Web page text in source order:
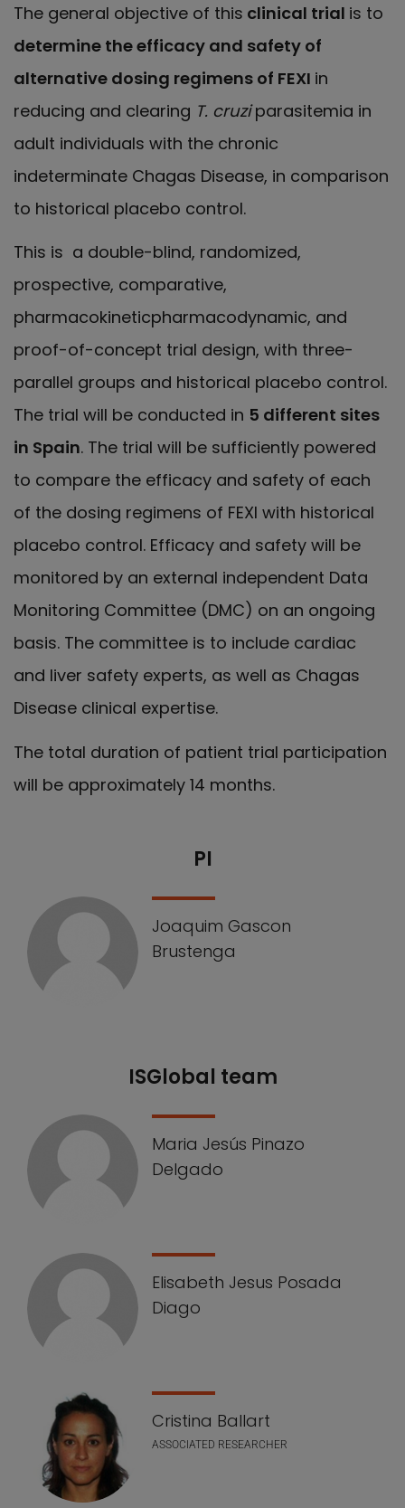
The general objective of this clinical trial is to
determine the efficacy and safety of
alternative dosing regimens of FEXI in
reducing and clearing T. cruziparasitemia in
adult individuals with the chronic
indeterminate Chagas Disease, in comparison
to historical placebo control.
This is a double-blind, randomized,
prospective, comparative,
pharmacokineticpharmacodynamic, and
proof-of-concept trial design, with three-
parallel groups and historical placebo control.
The trial will be conducted in 5 different sites
in Spain. The trial will be sufficiently powered
to compare the efficacy and safety of each
of the dosing regimens of FEXI with historical
placebo control. Efficacy and safety will be
monitored by an external independent Data
Monitoring Committee (DMC) on an ongoing
basis. The committee is to include cardiac
and liver safety experts, as well as Chagas
Disease clinical expertise.
The total duration of patient trial participation
will be approximately 14 months.
PI
Joaquim Gascon
Brustenga
ISGlobal team
Maria Jesús Pinazo
Delgado
Elisabeth Jesus Posada
Diago
Cristina Ballart
ASSOCIATED RESEARCHER